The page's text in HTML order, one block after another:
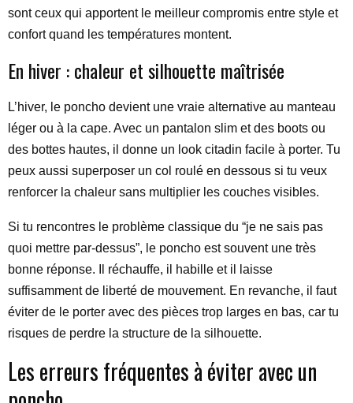
sont ceux qui apportent le meilleur compromis entre style et
confort quand les températures montent.
En hiver : chaleur et silhouette maîtrisée
L’hiver, le poncho devient une vraie alternative au manteau
léger ou à la cape. Avec un pantalon slim et des boots ou
des bottes hautes, il donne un look citadin facile à porter. Tu
peux aussi superposer un col roulé en dessous si tu veux
renforcer la chaleur sans multiplier les couches visibles.
Si tu rencontres le problème classique du “je ne sais pas
quoi mettre par-dessus”, le poncho est souvent une très
bonne réponse. Il réchauffe, il habille et il laisse
suffisamment de liberté de mouvement. En revanche, il faut
éviter de le porter avec des pièces trop larges en bas, car tu
risques de perdre la structure de la silhouette.
Les erreurs fréquentes à éviter avec un